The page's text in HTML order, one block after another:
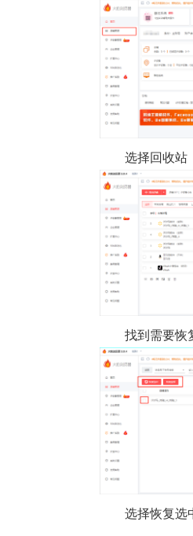
选择回收站
找到需要恢
选择恢复选中